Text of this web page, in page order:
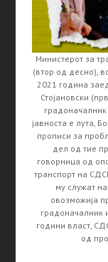
Министерот за
(втор од десно),
2021 година
Стојановски
јавноста е лута,
прописи за
дел од тие
говорница од
транспорт на
му служат
овозможија
градоначалник
години власт,
од